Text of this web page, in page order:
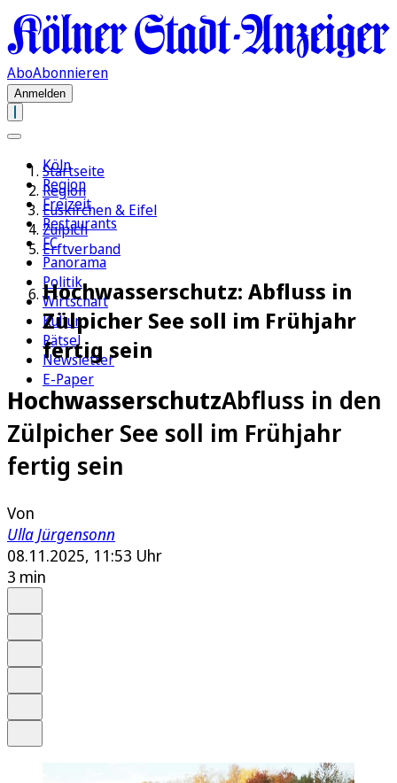
AboAbonnieren
Anmelden
Köln
Region
Freizeit
Restaurants
FC
Panorama
Politik
Wirtschaft
Kultur
Rätsel
Newsletter
E-Paper
Startseite
Region
Euskirchen & Eifel
Zülpich
Erftverband
Hochwasserschutz: Abfluss in
Zülpicher See soll im Frühjahr
fertig sein
HochwasserschutzAbfluss in den
Zülpicher See soll im Frühjahr
fertig sein
Von
Ulla Jürgensonn
08.11.2025, 11:53 Uhr
3 min